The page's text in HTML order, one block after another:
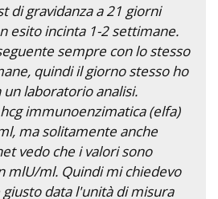
di gravidanza a 21 giorni
esito incinta 1-2 settimane.
sempre con lo stesso
quindi il giorno stesso ho
laboratorio analisi.
immunoenzimatica (elfa)
ma solitamente anche
vedo che i valori sono
mlU/ml. Quindi mi chiedevo
data l'unità di misura